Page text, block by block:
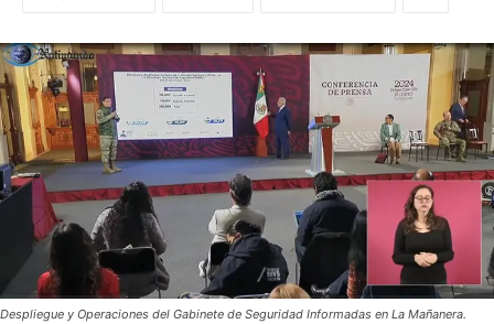
Despliegue y Operaciones del Gabinete de Seguridad Informadas en La Mañanera.